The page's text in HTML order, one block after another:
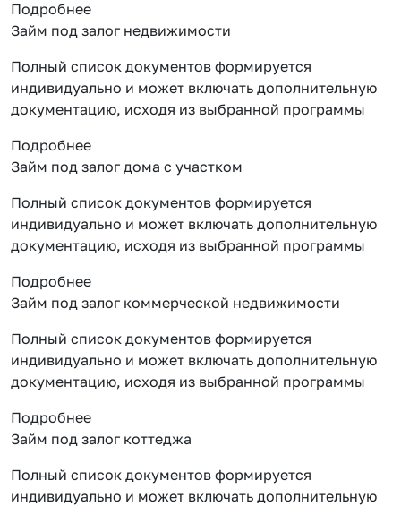
Подробнее
Займ под залог недвижимости
Полный список документов формируется
индивидуально и может включать дополнительную
документацию, исходя из выбранной программы
Подробнее
Займ под залог дома с участком
Полный список документов формируется
индивидуально и может включать дополнительную
документацию, исходя из выбранной программы
Подробнее
Займ под залог коммерческой недвижимости
Полный список документов формируется
индивидуально и может включать дополнительную
документацию, исходя из выбранной программы
Подробнее
Займ под залог коттеджа
Полный список документов формируется
индивидуально и может включать дополнительную